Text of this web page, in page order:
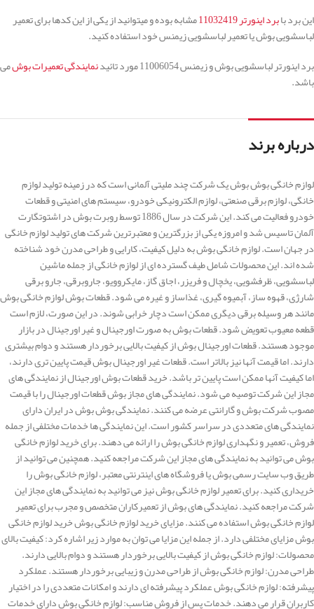
این برد بابرد اینورتر 11032419
مشابه بوده و میتوانید از یکی از این کدها برای تعمیر
لباسشویی بوش یا تعمیر لباسشویی زیمنس خود استفاده کنید.
برد اینورتر لباسشویی بوش و زیمنس 11006054 مورد تائید
نمایندگی تعمیرات بوشمی
باشد.
درباره برند
لوازم خانگی بوش بوش یک شرکت چند ملیتی آلمانی است که در زمینه تولید لوازم
خانگی، لوازم برقی صنعتی، لوازم الکترونیکی خودرو، سیستم های امنیتی و قطعات
خودرو فعالیت می کند. این شرکت در سال 1886 توسط روبرت بوش در اشتوتگارت
آلمان تاسیس شد و امروزه یکی از بزرگترین و معتبرترین شرکت های تولید لوازم خانگی
در جهان است. لوازم خانگی بوش به دلیل کیفیت، کارایی و طراحی مدرن خود شناخته
شده اند. این محصولات شامل طیف گسترده ای از لوازم خانگی از جمله ماشین
لباسشویی، ظرفشویی، یخچال و فریزر، اجاق گاز، مایکروویو، جاروبرقی، جارو برقی
شارژی، قهوه ساز، آبمیوه گیری، غذاساز و غیره می شود. قطعات بوش لوازم خانگی بوش
مانند هر وسیله برقی دیگری ممکن است دچار خرابی شوند. در این صورت، لازم است
قطعه معیوب تعویض شود. قطعات بوش به صورت اورجینال و غیر اورجینال در بازار
موجود هستند. قطعات اورجینال بوش از کیفیت بالایی برخوردار هستند و دوام بیشتری
دارند. اما قیمت آنها نیز بالاتر است. قطعات غیر اورجینال بوش قیمت پایین تری دارند،
اما کیفیت آنها ممکن است پایین تر باشد. خرید قطعات بوش اورجینال از نمایندگی های
مجاز این شرکت توصیه می شود. نمایندگی های مجاز بوش قطعات اورجینال را با قیمت
مصوب شرکت بوش و گارانتی عرضه می کنند. نمایندگی بوش بوش در ایران دارای
نمایندگی های متعددی در سراسر کشور است. این نمایندگی ها خدمات مختلفی از جمله
فروش، تعمیر و نگهداری لوازم خانگی بوش را ارائه می دهند. برای خرید لوازم خانگی
بوش می توانید به نمایندگی های مجاز این شرکت مراجعه کنید. همچنین می توانید از
طریق وب سایت رسمی بوش یا فروشگاه های اینترنتی معتبر، لوازم خانگی بوش را
خریداری کنید. برای تعمیر لوازم خانگی بوش نیز می توانید به نمایندگی های مجاز این
شرکت مراجعه کنید. نمایندگی های بوش از تعمیرکاران متخصص و مجرب برای تعمیر
لوازم خانگی بوش استفاده می کنند. مزایای خرید لوازم خانگی بوش خرید لوازم خانگی
بوش مزایای مختلفی دارد. از جمله این مزایا می توان به موارد زیر اشاره کرد: کیفیت بالای
محصولات: لوازم خانگی بوش از کیفیت بالایی برخوردار هستند و دوام بالایی دارند.
طراحی مدرن: لوازم خانگی بوش از طراحی مدرن و زیبایی برخوردار هستند. عملکرد
پیشرفته: لوازم خانگی بوش عملکرد پیشرفته ای دارند و امکانات متعددی را در اختیار
کاربران قرار می دهند. خدمات پس از فروش مناسب: لوازم خانگی بوش دارای خدمات